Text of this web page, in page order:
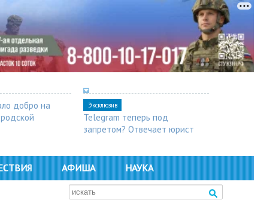
добро на
Эксклюзив
Telegram теперь под
запретом? Отвечает юрист
АФИША НАУКА